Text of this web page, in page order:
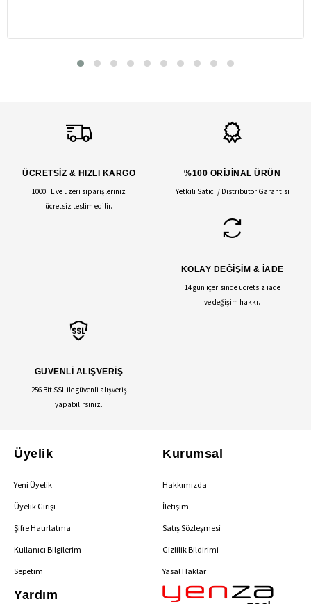
ÜCRETSİZ & HIZLI KARGO
1000 TL ve üzeri siparişleriniz
ücretsiz teslim edilir.
%100 ORİJİNAL ÜRÜN
Yetkili Satıcı / Distribütör Garantisi
KOLAY DEĞİŞİM & İADE
14 gün içerisinde ücretsiz iade
ve değişim hakkı.
GÜVENLİ ALIŞVERİŞ
256 Bit SSL ile güvenli alışveriş
yapabilirsiniz.
Üyelik
Yeni Üyelik
Üyelik Girişi
Şifre Hatırlatma
Kullanıcı Bilgilerim
Sepetim
Kurumsal
Hakkımızda
İletişim
Satış Sözleşmesi
Gizlilik Bildirimi
Yasal Haklar
Yardım